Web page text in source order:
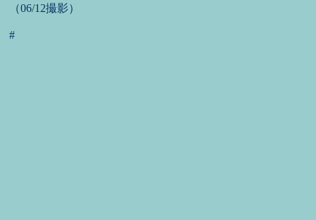
（06/12撮影）
#